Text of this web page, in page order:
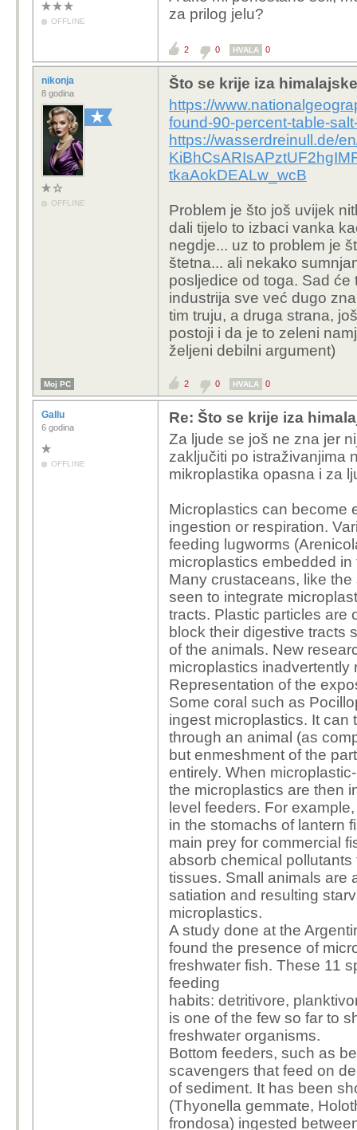
OFFLINE
za prilog jelu?
2 0 HVALA 0
nikonja
8 godina
OFFLINE
Što se krije iza
https://
found-90-percent-table-
https://wasserdreinull.de/
tkaAokDEALw_wcB
Problem je što još uvijek
dali tijelo to izbaci vanka
negdje... uz to problem je
štetna... ali nekako
posljedice od toga. Sad će
industrija sve već dugo
tim truju, a druga strana,
postoji i da je to zeleni
željeni debilni argument)
Moj PC 2 0 HVALA 0
Gallu
6 godina
OFFLINE
Re: Što se krije iza
Za ljude se još ne zna jer
zaključiti po istraživanjima
mikroplastika opasna i za
Microplastics can become
ingestion or respiration.
feeding lugworms
microplastics embedded in
Many crustaceans, like the
seen to integrate
tracts. Plastic particles are
block their digestive tracts
of the animals. New
microplastics inadvertently
Representation of the
Some coral such as
ingest microplastics. It can
through an animal (as
but enmeshment of the
entirely. When
the microplastics are then
level feeders. For
in the stomachs of lantern
main prey for commercial
absorb chemical
tissues. Small animals are
satiation and resulting
microplastics.
A study done at the
found the presence of
freshwater fish. These 11
feeding
habits: detritivore,
is one of the few so far to
freshwater organisms.
Bottom feeders, such as
scavengers that feed on
of sediment. It has been
(Thyonella gemmate,
frondosa) ingested